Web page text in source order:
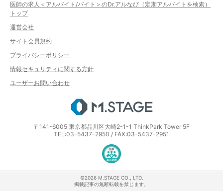
医師の求人＜アルバイト/バイト＞のDr.アルなび（定期アルバイトを検索）
トップ
運営会社
サイト会員規約
プライバシーポリシー
情報セキュリティに関する方針
ユーザーお問い合わせ
〒141-6005 東京都品川区大崎2-1-1 ThinkPark Tower 5F
TEL:03-5437-2950 / FAX:03-5437-2951
©2026 M.STAGE CO., LTD.
掲載記事の無断転載を禁じます。